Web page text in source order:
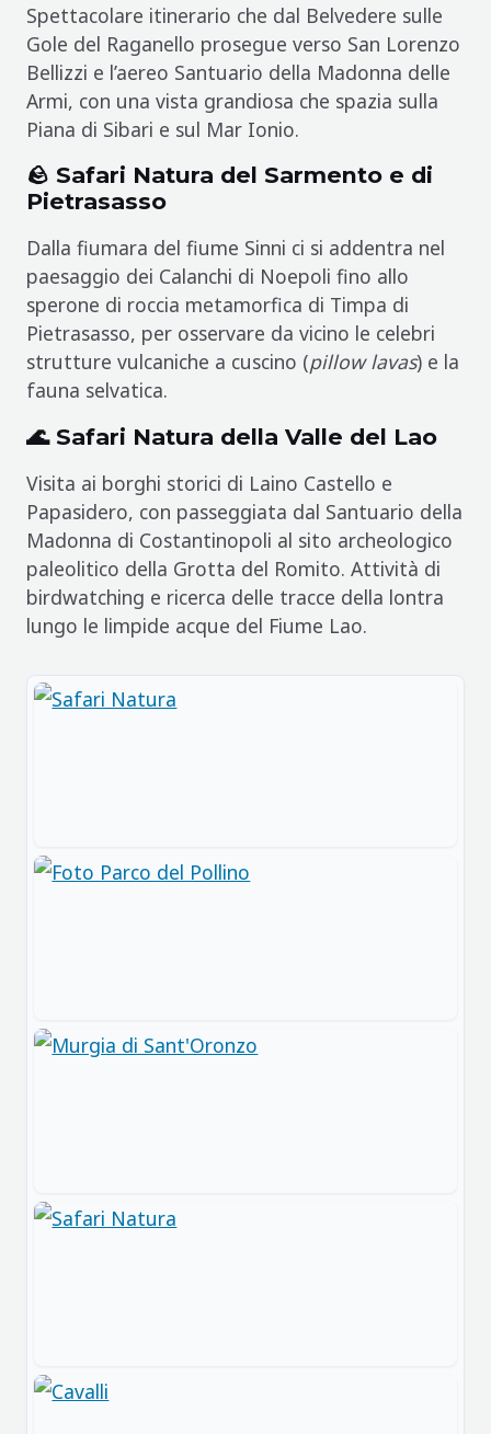
Spettacolare itinerario che dal Belvedere sulle
Gole del Raganello prosegue verso San Lorenzo
Bellizzi e l’aereo Santuario della Madonna delle
Armi, con una vista grandiosa che spazia sulla
Piana di Sibari e sul Mar Ionio.
🪨 Safari Natura del Sarmento e di
Pietrasasso
Dalla fiumara del fiume Sinni ci si addentra nel
paesaggio dei Calanchi di Noepoli fino allo
sperone di roccia metamorfica di Timpa di
Pietrasasso, per osservare da vicino le celebri
strutture vulcaniche a cuscino (pillow lavas) e la
fauna selvatica.
🌊 Safari Natura della Valle del Lao
Visita ai borghi storici di Laino Castello e
Papasidero, con passeggiata dal Santuario della
Madonna di Costantinopoli al sito archeologico
paleolitico della Grotta del Romito. Attività di
birdwatching e ricerca delle tracce della lontra
lungo le limpide acque del Fiume Lao.